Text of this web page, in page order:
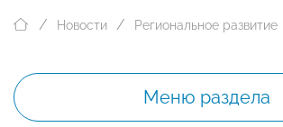
Новости Региональное развитие
Меню раздела